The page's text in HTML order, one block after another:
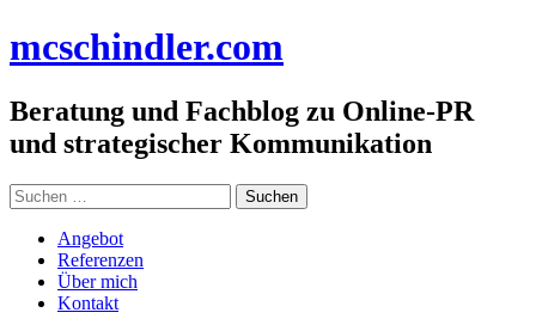
Inhalt
mcschindler.com
Beratung und Fachblog zu Online-PR
und strategischer Kommunikation
Suchen
nach:
Angebot
Referenzen
Über mich
Kontakt